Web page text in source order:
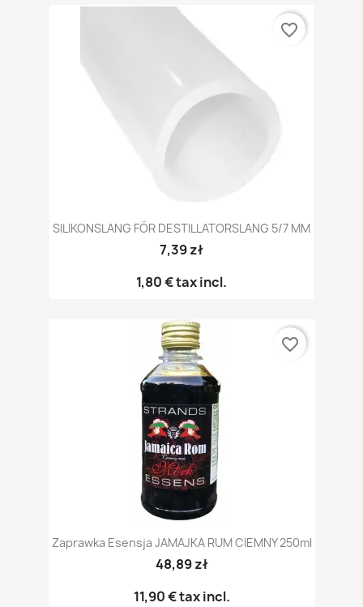
SILIKONSLANG FÖR DESTILLATORSLANG 5/7 MM
7,39 zł
1,80 €tax incl.
favorite_border
Zaprawka Esensja JAMAJKA RUM CIEMNY 250ml
48,89 zł
11,90 €tax incl.
favorite_border